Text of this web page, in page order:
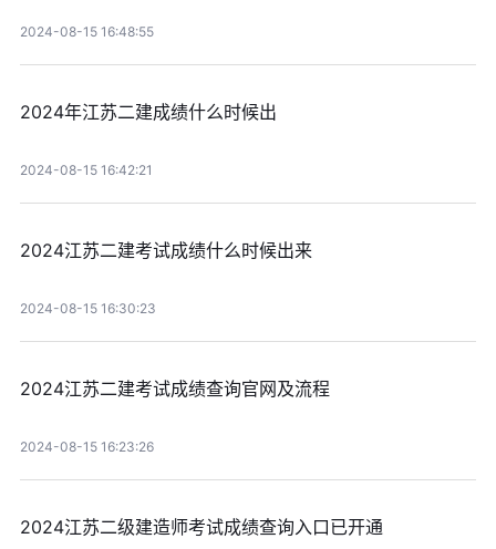
2024-08-15 16:48:55
2024年江苏二建成绩什么时候出
2024-08-15 16:42:21
2024江苏二建考试成绩什么时候出来
2024-08-15 16:30:23
2024江苏二建考试成绩查询官网及流程
2024-08-15 16:23:26
2024江苏二级建造师考试成绩查询入口已开通